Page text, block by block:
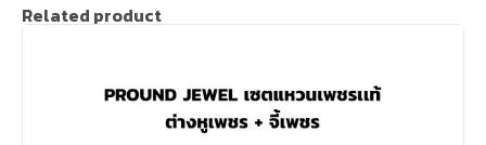
Related product